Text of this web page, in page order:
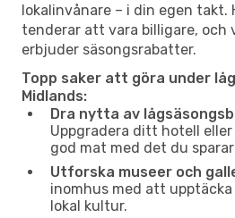
lokalinvånare – i din egen takt.
tenderar att vara billigare, och
erbjuder säsongsrabatter.
Topp saker att göra under
Midlands:
Dra nytta av
Uppgradera ditt hotell eller
god mat med det du
Utforska museer och
inomhus med att
lokal kultur.